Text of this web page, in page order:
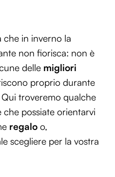
che in inverno la
non fiorisca: non è
delle migliori
proprio durante
troveremo qualche
che possiate orientarvi
regalo o,
scegliere per la vostra